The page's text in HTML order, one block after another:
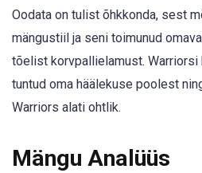
Oodata on tulist õhkkonda, sest
mängustiil ja seni toimunud
tõelist korvpallielamust. Warriorsi
tuntud oma häälekuse poolest
Warriors alati ohtlik.
Mängu Analüüs